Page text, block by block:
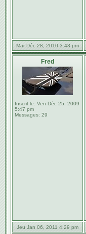
Mar Déc 28, 2010 3:43 pm
Fred
Inscrit le: Ven Déc 25, 2009
5:47 pm
Messages: 29
Jeu Jan 06, 2011 4:29 pm